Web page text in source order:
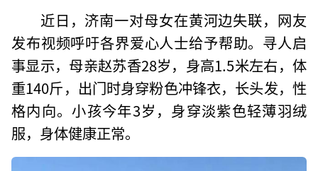
近日，济南一对母女在黄河边失联，网友
发布视频呼吁各界爱心人士给予帮助。寻人启
事显示，母亲赵苏香28岁，身高1.5米左右，体
重140斤，出门时身穿粉色冲锋衣，长头发，性
格内向。小孩今年3岁，身穿淡紫色轻薄羽绒
服，身体健康正常。